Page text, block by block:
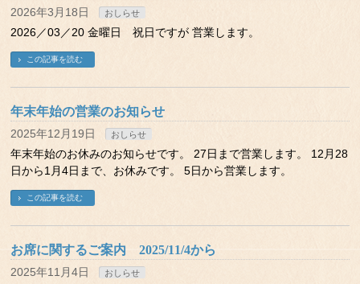
2026年3月18日 おしらせ
2026／03／20 金曜日 祝日ですが 営業します。
この記事を読む
年末年始の営業のお知らせ
2025年12月19日 おしらせ
年末年始のお休みのお知らせです。 27日まで営業します。 12月28
日から1月4日まで、お休みです。 5日から営業します。
この記事を読む
お席に関するご案内 2025/11/4から
2025年11月4日 おしらせ